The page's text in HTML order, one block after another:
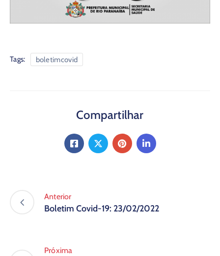
Tags: boletimcovid
Compartilhar
Anterior
Boletim Covid-19: 23/02/2022
Próxima